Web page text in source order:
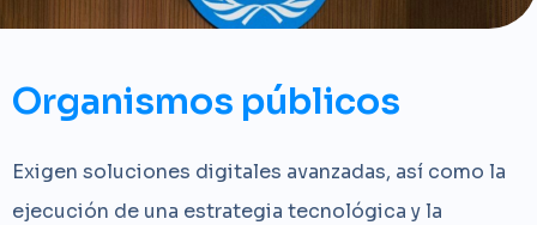
Organismos públicos
Exigen soluciones digitales avanzadas, así como la
ejecución de una estrategia tecnológica y la